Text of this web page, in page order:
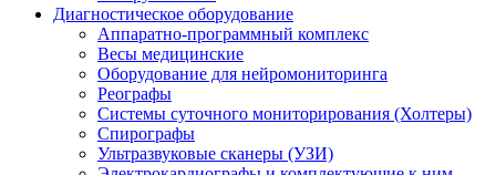
Диагностическое оборудование
Аппаратно-программный комплекс
Весы медицинские
Оборудование для нейромониторинга
Реографы
Системы суточного мониторирования (Холтеры)
Спирографы
Ультразвуковые сканеры (УЗИ)